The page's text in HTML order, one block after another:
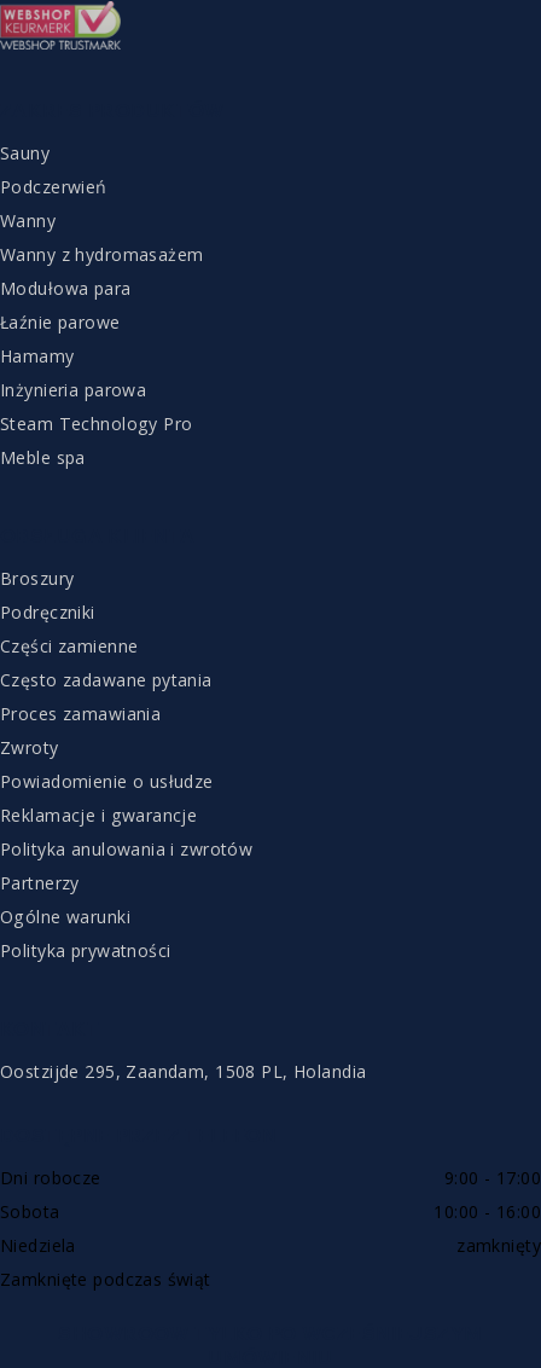
Sauny
Podczerwień
Wanny
Wanny z hydromasażem
Modułowa para
Łaźnie parowe
Hamamy
Inżynieria parowa
Steam Technology Pro
Meble spa
Broszury
Podręczniki
Części zamienne
Często zadawane pytania
Proces zamawiania
Zwroty
Powiadomienie o usłudze
Reklamacje i gwarancje
Polityka anulowania i zwrotów
Partnerzy
Ogólne warunki
Polityka prywatności
Oostzijde 295, Zaandam, 1508 PL, Holandia
Dni robocze
9:00 - 17:00
Sobota
10:00 - 16:00
Niedziela
zamknięty
Zamknięte podczas świąt